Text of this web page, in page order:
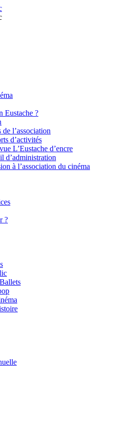
Eustache ?
de l’association
d’activités
L’Eustache d’encre
d’administration
à l’association du cinéma
?